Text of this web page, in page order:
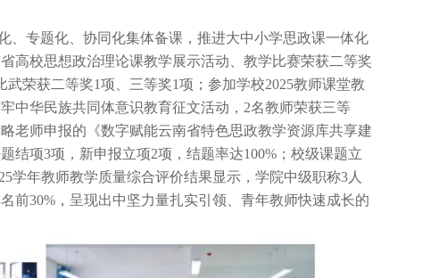
、专题化、协同化集体备课，推进大中小学思政课一体化
高校思想政治理论课教学展示活动、教学比赛荣获二等奖
荣获二等奖1项、三等奖1项；参加学校2025教师课堂教
中华民族共同体意识教育征文活动，2名教师荣获三等
老师申报的《数字赋能云南省特色思政教学资源库共享建
结项3项，新申报立项2项，结题率达100%；校级课题立
学年教师教学质量综合评价结果显示，学院中级职称3人
前30%，呈现出中坚力量扎实引领、青年教师快速成长的